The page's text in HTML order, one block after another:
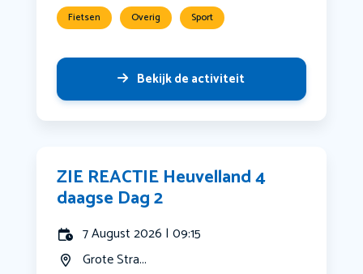
Fietsen Overig Sport
Bekijk de activiteit
ZIE REACTIE Heuvelland 4
daagse Dag 2
7 August 2026 | 09:15
Grote Stra...